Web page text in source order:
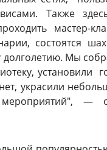
Также
мастер-
состоятся
долголетию. Мы
установили
украсили
—